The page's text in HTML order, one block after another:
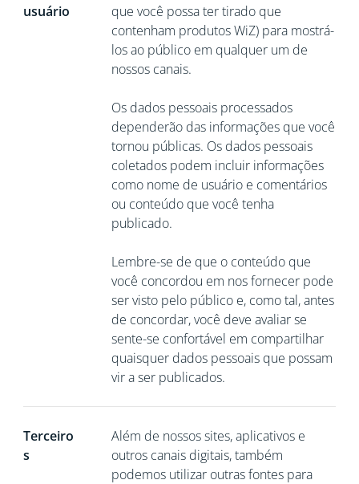
usuário
que você possa ter tirado que
contenham produtos WiZ) para mostrá-
los ao público em qualquer um de
nossos canais.
Os dados pessoais processados
dependerão das informações que você
tornou públicas. Os dados pessoais
coletados podem incluir informações
como nome de usuário e comentários
ou conteúdo que você tenha
publicado.
Lembre-se de que o conteúdo que
você concordou em nos fornecer pode
ser visto pelo público e, como tal, antes
de concordar, você deve avaliar se
sente-se confortável em compartilhar
quaisquer dados pessoais que possam
vir a ser publicados.
Terceiro
s
Além de nossos sites, aplicativos e
outros canais digitais, também
podemos utilizar outras fontes para